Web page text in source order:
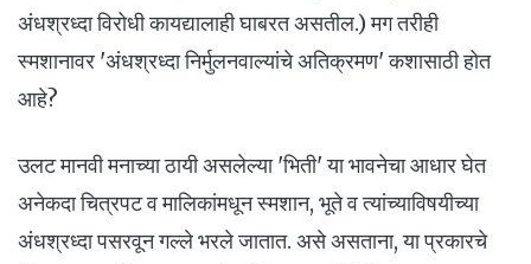
अंधश्रध्दा विरोधी कायद्यालाही घाबरत असतील.) मग तरीही
स्मशानावर 'अंधश्रध्दा निर्मुलनवाल्यांचे अतिक्रमण' कशासाठी होत
आहे?
उलट मानवी मनाच्या ठायी असलेल्या 'भिती' या भावनेचा आधार घेत
अनेकदा चित्रपट व मालिकांमधून स्मशान, भूते व त्यांच्याविषयीच्या
अंधश्रध्दा पसरवून गल्ले भरले जातात. असे असताना, या प्रकारचे